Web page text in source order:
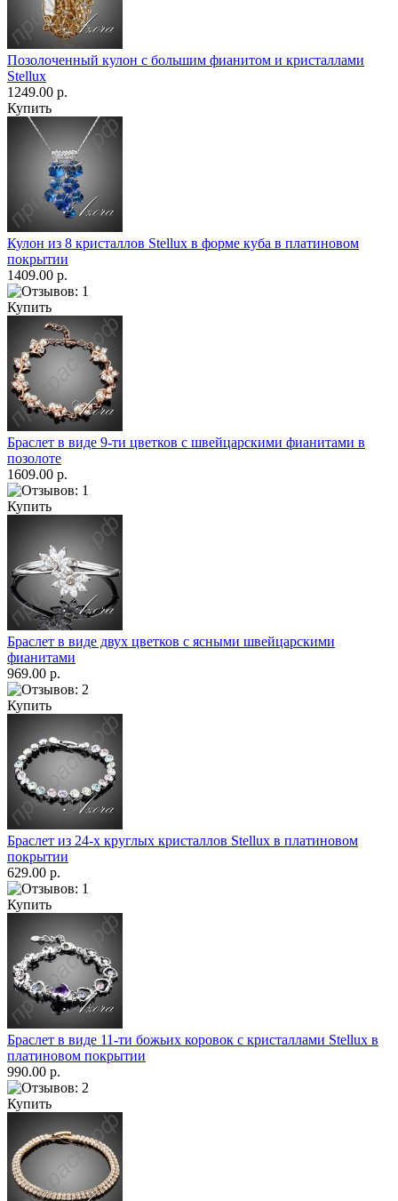
Позолоченный кулон с большим фианитом и кристаллами
Stellux
1249.00 р.
Купить
Кулон из 8 кристаллов Stellux в форме куба в платиновом
покрытии
1409.00 р.
Купить
Браслет в виде 9-ти цветков с швейцарскими фианитами в
позолоте
1609.00 р.
Купить
Браслет в виде двух цветков с ясными швейцарскими
фианитами
969.00 р.
Купить
Браслет из 24-х круглых кристаллов Stellux в платиновом
покрытии
629.00 р.
Купить
Браслет в виде 11-ти божьих коровок с кристаллами Stellux в
платиновом покрытии
990.00 р.
Купить